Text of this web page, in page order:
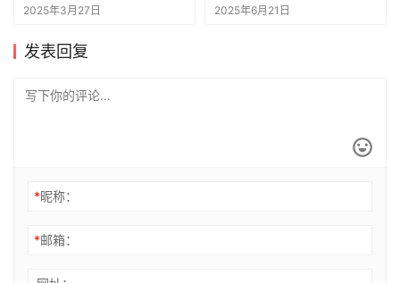
2025年3月27日 2025年6月21日
发表回复
*昵称：
*邮箱：